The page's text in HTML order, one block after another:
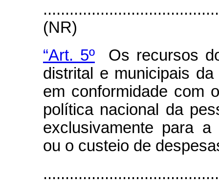
(NR)
“Art. 5º Os recursos
distrital e municipais
em conformidade com
política nacional da
exclusivamente para a
ou o custeio de